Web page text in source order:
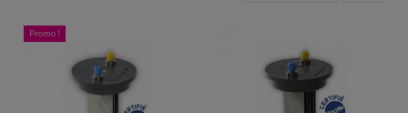
Promo !